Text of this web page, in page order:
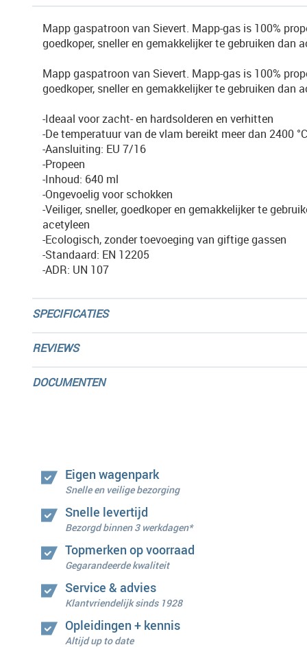
Mapp gaspatroon van Sievert. Mapp-gas is 100%
goedkoper, sneller en gemakkelijker te gebruiken dan
Mapp gaspatroon van Sievert. Mapp-gas is 100%
goedkoper, sneller en gemakkelijker te gebruiken dan
-Ideaal voor zacht- en hardsolderen en verhitten
-De temperatuur van de vlam bereikt meer dan 2400
-Aansluiting: EU 7/16
-Propeen
-Inhoud: 640 ml
-Ongevoelig voor schokken
-Veiliger, sneller, goedkoper en gemakkelijker te
acetyleen
-Ecologisch, zonder toevoeging van giftige gassen
-Standaard: EN 12205
-ADR: UN 107
SPECIFICATIES
REVIEWS
DOCUMENTEN
Eigen wagenpark
Snelle en veilige bezorging
Snelle levertijd
Bezorgd binnen 3 werkdagen*
Topmerken op voorraad
Gegarandeerde kwaliteit
Service & advies
Klantvriendelijk sinds 1928
Opleidingen + kennis
Altijd up to date